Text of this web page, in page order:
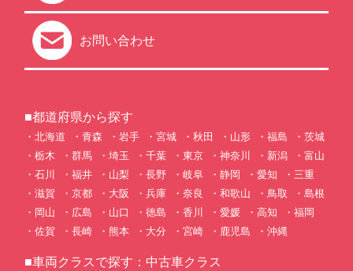
お問い合わせ
■都道府県から探す
北海道 青森 岩手 宮城 秋田 山形 福島
茨城
栃木
群馬 埼玉 千葉 東京 神奈川 新潟
富山
石川
福井 山梨 長野 岐阜 静岡 愛知
三重
滋賀
京都 大阪 兵庫 奈良 和歌山 鳥取
島根
岡山
広島 山口 徳島 香川 愛媛 高知
福岡
佐賀
長崎 熊本 大分 宮崎 鹿児島 沖縄
■車両クラスで探す：中古車クラス